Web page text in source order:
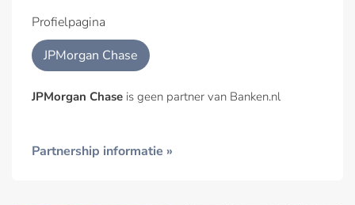
Profielpagina
JPMorgan Chase
JPMorgan Chase is geen partner van Banken.nl
Partnership informatie »